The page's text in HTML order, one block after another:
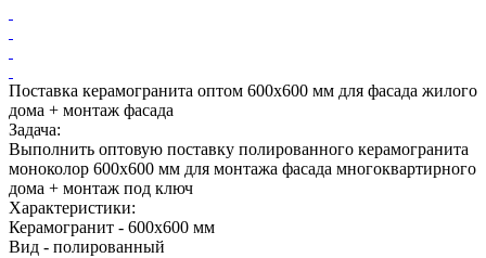
Поставка керамогранита оптом 600х600 мм для фасада жилого
дома + монтаж фасада
Задача:
Выполнить оптовую поставку полированного керамогранита
моноколор 600х600 мм для монтажа фасада многоквартирного
дома + монтаж под ключ
Характеристики:
Керамогранит - 600х600 мм
Вид - полированный